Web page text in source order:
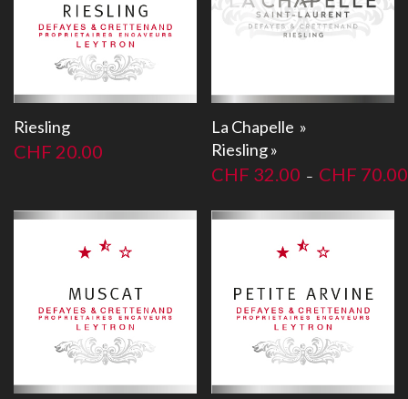
Riesling
CHF 20.00
La Chapelle »
Riesling »
CHF 32.00 – CHF 70.00